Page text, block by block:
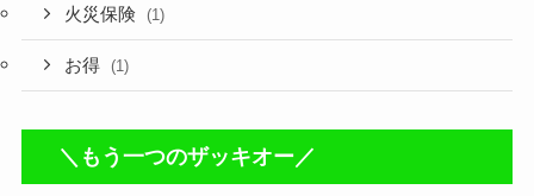
火災保険 (1)
お得 (1)
＼もう一つのザッキオー／